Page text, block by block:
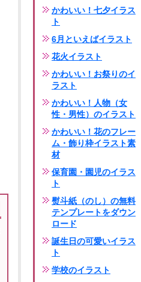
かわいい！七夕イラス
ト
6月といえばイラスト
花火イラスト
かわいい！お祭りのイ
ラスト
かわいい！人物（女
性・男性）のイラスト
かわいい！花のフレー
ム・飾り枠イラスト素
材
保育園・園児のイラス
ト
熨斗紙（のし）の無料
テンプレートをダウン
ロード
誕生日の可愛いイラス
ト
学校のイラスト